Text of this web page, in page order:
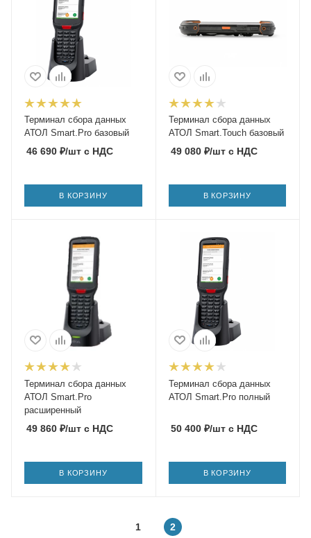
Терминал сбора данных
АТОЛ Smart.Pro базовый
46 690 ₽/шт с НДС
В КОРЗИНУ
Терминал сбора данных
АТОЛ Smart.Touch базовый
49 080₽/штс НДС
В КОРЗИНУ
Терминал сбора данных
АТОЛ Smart.Pro
расширенный
49 860 ₽/шт с НДС
В КОРЗИНУ
Терминал сбора данных
АТОЛ Smart.Pro полный
50 400₽/штс НДС
В КОРЗИНУ
1 2